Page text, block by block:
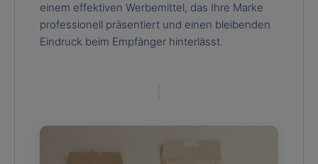
einem effektiven Werbemittel, das Ihre Marke
professionell präsentiert und einen bleibenden
Eindruck beim Empfänger hinterlässt.